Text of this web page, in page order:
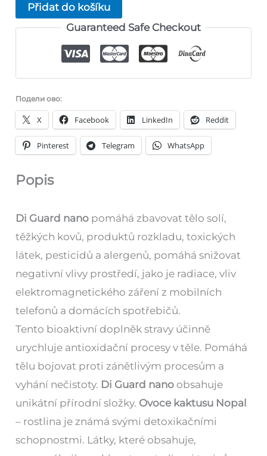
Přidat do košíku
Guaranteed Safe Checkout
Подели ово:
X Facebook LinkedIn Reddit
Pinterest Telegram WhatsApp
Popis
Di Guard nano pomáhá zbavovat tělo solí,
těžkých kovů, produktů rozkladu, toxických
látek, pesticidů a alergenů, pomáhá snižovat
negativní vlivy prostředí, jako je radiace, vliv
elektromagnetického záření z mobilních
telefonů a domácích spotřebičů.
Tento bioaktivní doplněk stravy účinně
urychluje antioxidační procesy v těle. Pomáhá
tělu bojovat proti zánětlivým procesům a
vyhání nečistoty. Di Guard nano obsahuje
unikátní přírodní složky. Ovoce kaktusu Nopal
– rostlina je známá svými detoxikačními
schopnostmi. Látky, které obsahuje,